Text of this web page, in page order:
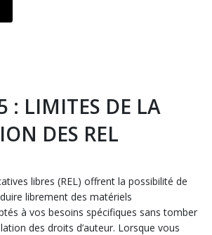
: LIMITES DE LA
DES REL
libres (REL) offrent la possibilité de
librement des matériels
à vos besoins spécifiques sans tomber
des droits d’auteur. Lorsque vous